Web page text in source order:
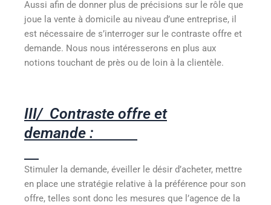
Aussi afin de donner plus de précisions sur le rôle que
joue la vente à domicile au niveau d’une entreprise, il
est nécessaire de s’interroger sur le contraste offre et
demande. Nous nous intéresserons en plus aux
notions touchant de près ou de loin à la clientèle.
III/ Contraste offre et
demande :
Stimuler la demande, éveiller le désir d’acheter, mettre
en place une stratégie relative à la préférence pour son
offre, telles sont donc les mesures que l’agence de la